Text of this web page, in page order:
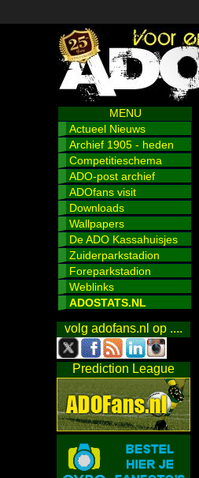
MENU
Actueel Nieuws
Archief 1905 - heden
Competitieschema
ADO-post archief
ADOfans visit
Downloads
Wallpapers
De ADO Kassahuisjes
Zuiderparkstadion
Foreparkstadion
Weblinks
ADOSTATS.NL
volg adofans.nl op ....
Prediction League